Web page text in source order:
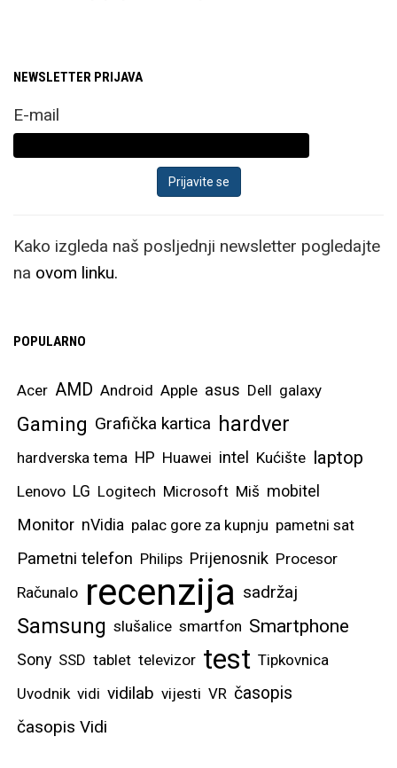
NEWSLETTER PRIJAVA
E-mail
Kako izgleda naš posljednji newsletter pogledajte
na ovom linku.
POPULARNO
Acer AMD Android Apple asus Dell galaxy
Gaming Grafička kartica hardver
hardverska tema HP Huawei intel Kućište laptop
Lenovo LG Logitech Microsoft Miš mobitel
Monitor nVidia palac gore za kupnju pametni sat
Pametni telefon Philips Prijenosnik Procesor
Računalo recenzija sadržaj
Samsung slušalice smartfon Smartphone
Sony SSD tablet televizor test Tipkovnica
Uvodnik vidi vidilab vijesti VR časopis
časopis Vidi